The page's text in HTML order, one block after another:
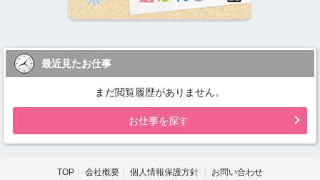
最近見たお仕事
まだ閲覧履歴がありません。
お仕事を探す
TOP 会社概要 個人情報保護方針 お問い合わせ